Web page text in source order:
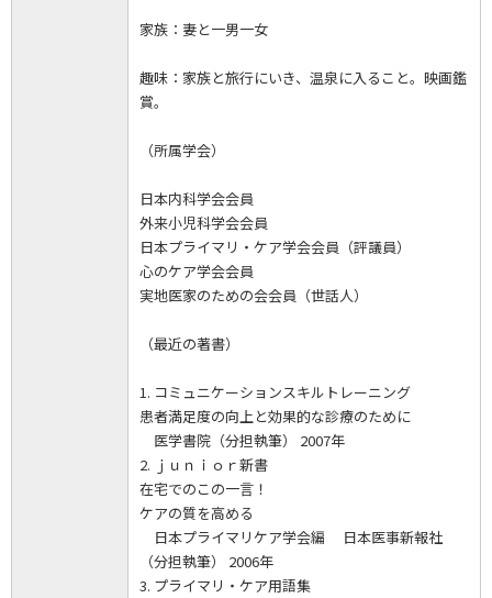
家族：妻と一男一女
趣味：家族と旅行にいき、温泉に入ること。映画鑑
賞。
（所属学会）
日本内科学会会員
外来小児科学会会員
日本プライマリ・ケア学会会員（評議員）
心のケア学会会員
実地医家のための会会員（世話人）
（最近の著書）
1. コミュニケーションスキルトレーニング
患者満足度の向上と効果的な診療のために
医学書院（分担執筆） 2007年
2. ｊｕｎｉｏｒ新書
在宅でのこの一言！
ケアの質を高める
日本プライマリケア学会編 日本医事新報社
（分担執筆） 2006年
3. プライマリ・ケア用語集